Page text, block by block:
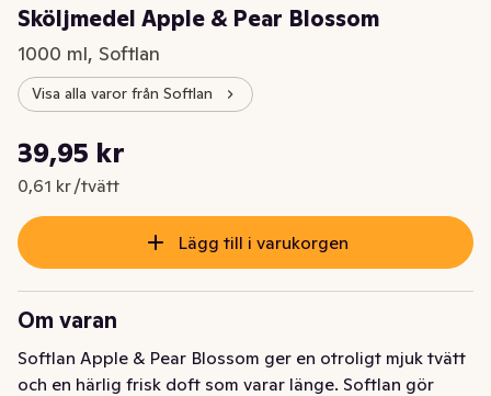
Sköljmedel Apple & Pear Blossom
1000 ml, Softlan
Visa alla varor från Softlan
Nuvarande pris är: 39,95 kr
39,95 kr
0,61 kr /tvätt
Styckpris: 0,61 kr /tvätt
Lägg till i varukorgen
Om varan
Softlan Apple & Pear Blossom ger en otroligt mjuk tvätt
och en härlig frisk doft som varar länge. Softlan gör